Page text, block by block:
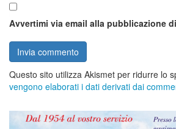
Avvertimi via email alla pubblicazione
Questo sito utilizza Akismet per ridurre lo
vengono elaborati i dati derivati dai